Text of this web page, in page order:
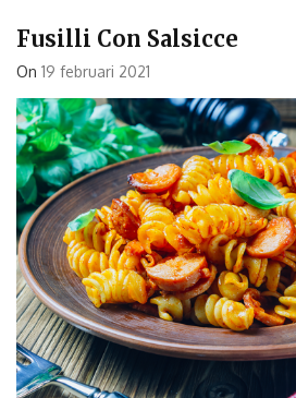
Fusilli Con Salsicce
On 19 februari 2021